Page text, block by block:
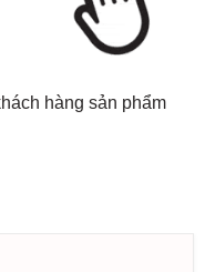
hàng sản phẩm